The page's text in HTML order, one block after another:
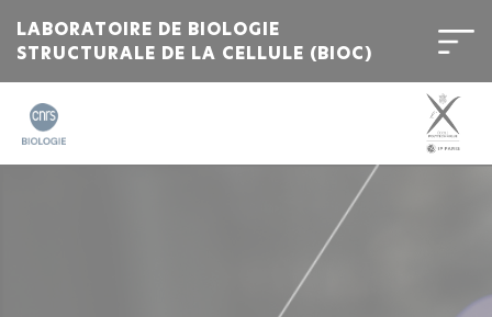
LABORATOIRE DE BIOLOGIE
STRUCTURALE DE LA CELLULE (BIOC)